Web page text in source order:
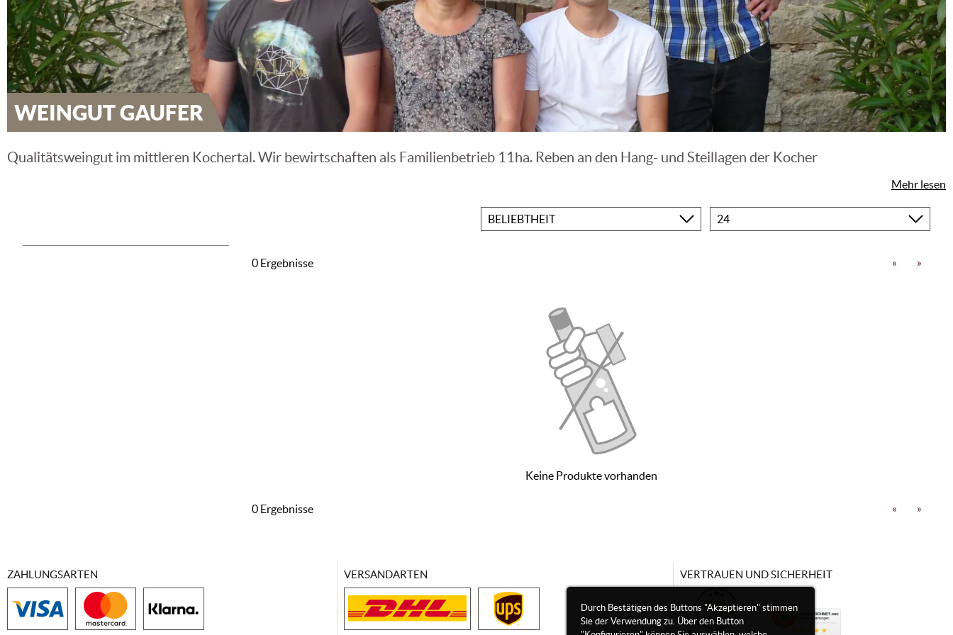
WEINGUT GAUFER
Qualitätsweingut im mittleren Kochertal. Wir bewirtschaften als Familienbetrieb 11ha. Reben an den Hang- und Steillagen der Kocher
Mehr lesen
Sortieren
Produkte
0 Ergebnisse « »
Keine Produkte vorhanden
0 Ergebnisse « »
Durch Bestätigen des Buttons "Akzeptieren" stimmen
Sie der Verwendung zu. Über den Button
ZAHLUNGSARTEN VERSANDARTEN VERTRAUEN UND SICHERHEIT